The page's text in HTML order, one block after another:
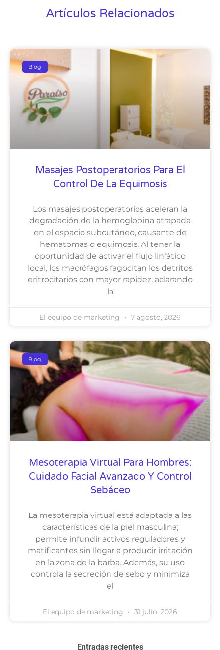
Artículos Relacionados
Blog
Masajes Postoperatorios Para El
Control De La Equimosis
Los masajes postoperatorios aceleran la
degradación de la hemoglobina atrapada
en el espacio subcutáneo, causante de
hematomas o equimosis. Al tener la
oportunidad de activar el flujo linfático
local, los macrófagos fagocitan los detritos
eritrocitarios con mayor rapidez, aclarando
la
El equipo de marketing 7 agosto, 2026
Blog
Mesoterapia Virtual Para Hombres:
Cuidado Facial Avanzado Y Control
Sebáceo
La mesoterapia virtual está adaptada a las
características de la piel masculina;
permite infundir activos reguladores y
matificantes sin llegar a producir irritación
en la zona de la barba. Además, su uso
controla la secreción de sebo y minimiza
el
El equipo de marketing 31 julio, 2026
Entradas recientes